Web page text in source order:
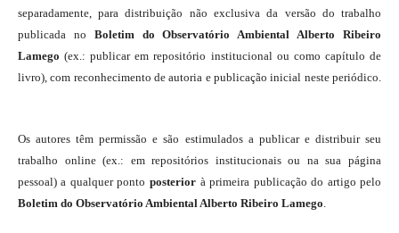
separadamente, para distribuição não exclusiva da versão do trabalho
publicada no Boletim do Observatório Ambiental Alberto Ribeiro
Lamego (ex.: publicar em repositório institucional ou como capítulo de
livro), com reconhecimento de autoria e publicação inicial neste periódico.
Os autores têm permissão e são estimulados a publicar e distribuir seu
trabalho online (ex.: em repositórios institucionais ou na sua página
pessoal) a qualquer ponto posterior à primeira publicação do artigo pelo
Boletim do Observatório Ambiental Alberto Ribeiro Lamego